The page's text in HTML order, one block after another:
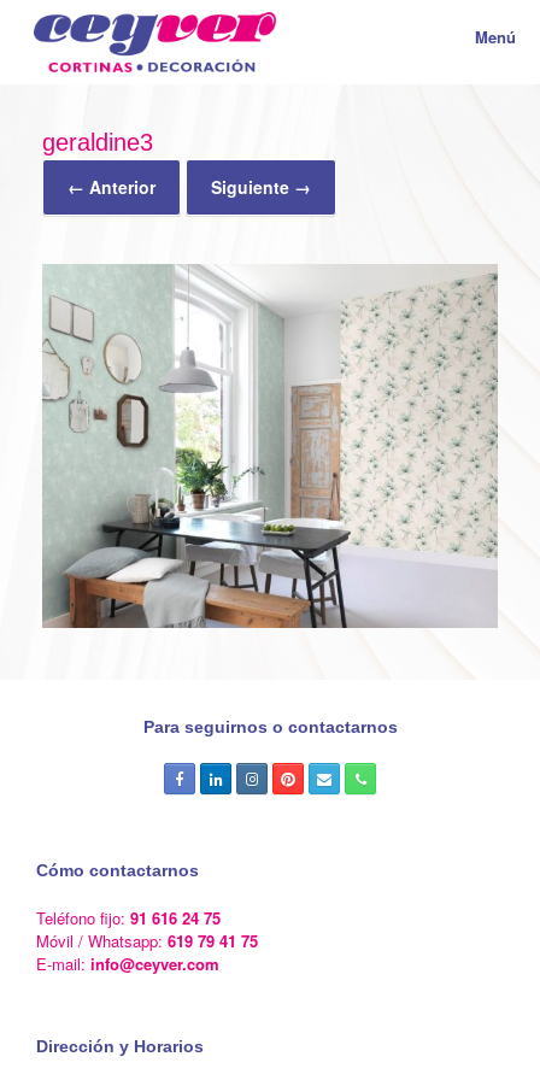
Menú
geraldine3
← Anterior Siguiente →
Para seguirnos o contactarnos
Cómo contactarnos
Teléfono fijo: 91 616 24 75
Móvil / Whatsapp: 619 79 41 75
E-mail: info@ceyver.com
Dirección y Horarios